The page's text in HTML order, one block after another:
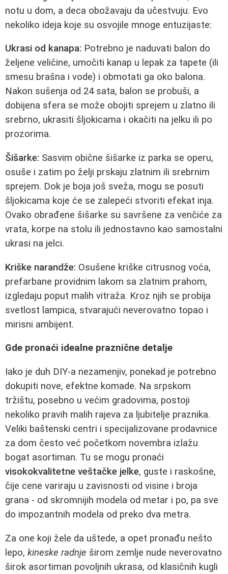
notu u dom, a deca obožavaju da učestvuju. Evo
nekoliko ideja koje su osvojile mnoge entuzijaste:
Ukrasi od kanapa: Potrebno je naduvati balon do
željene veličine, umočiti kanap u lepak za tapete (ili
smesu brašna i vode) i obmotati ga oko balona.
Nakon sušenja od 24 sata, balon se probuši, a
dobijena sfera se može obojiti sprejem u zlatno ili
srebrno, ukrasiti šljokicama i okačiti na jelku ili po
prozorima.
Šišarke: Sasvim obične šišarke iz parka se operu,
osuše i zatim po želji prskaju zlatnim ili srebrnim
sprejem. Dok je boja još sveža, mogu se posuti
šljokicama koje će se zalepeći stvoriti efekat inja.
Ovako obrađene šišarke su savršene za venčiće za
vrata, korpe na stolu ili jednostavno kao samostalni
ukrasi na jelci.
Kriške narandže: Osušene kriške citrusnog voća,
prefarbane providnim lakom sa zlatnim prahom,
izgledaju poput malih vitraža. Kroz njih se probija
svetlost lampica, stvarajući neverovatno topao i
mirisni ambijent.
Gde pronaći idealne praznične detalje
Iako je duh DIY-a nezamenjiv, ponekad je potrebno
dokupiti nove, efektne komade. Na srpskom
tržištu, posebno u većim gradovima, postoji
nekoliko pravih malih rajeva za ljubitelje praznika.
Veliki baštenski centri i specijalizovane prodavnice
za dom često već početkom novembra izlažu
bogat asortiman. Tu se mogu pronaći
visokokvalitetne veštačke jelke, guste i raskošne,
čije cene variraju u zavisnosti od visine i broja
grana - od skromnijih modela od metar i po, pa sve
do impozantnih modela od preko dva metra.
Za one koji žele da uštede, a opet pronađu nešto
lepo, kineske radnje širom zemlje nude neverovatno
širok asortiman povoljnih ukrasa, od klasičnih kugli